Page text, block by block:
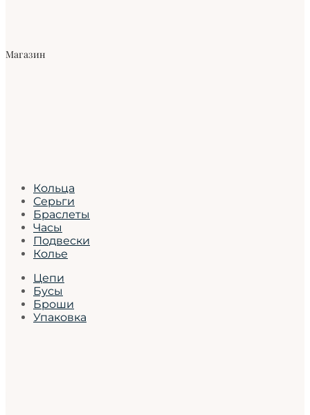
Магазин
Кольца
Серьги
Браслеты
Часы
Подвески
Колье
Цепи
Бусы
Броши
Упаковка